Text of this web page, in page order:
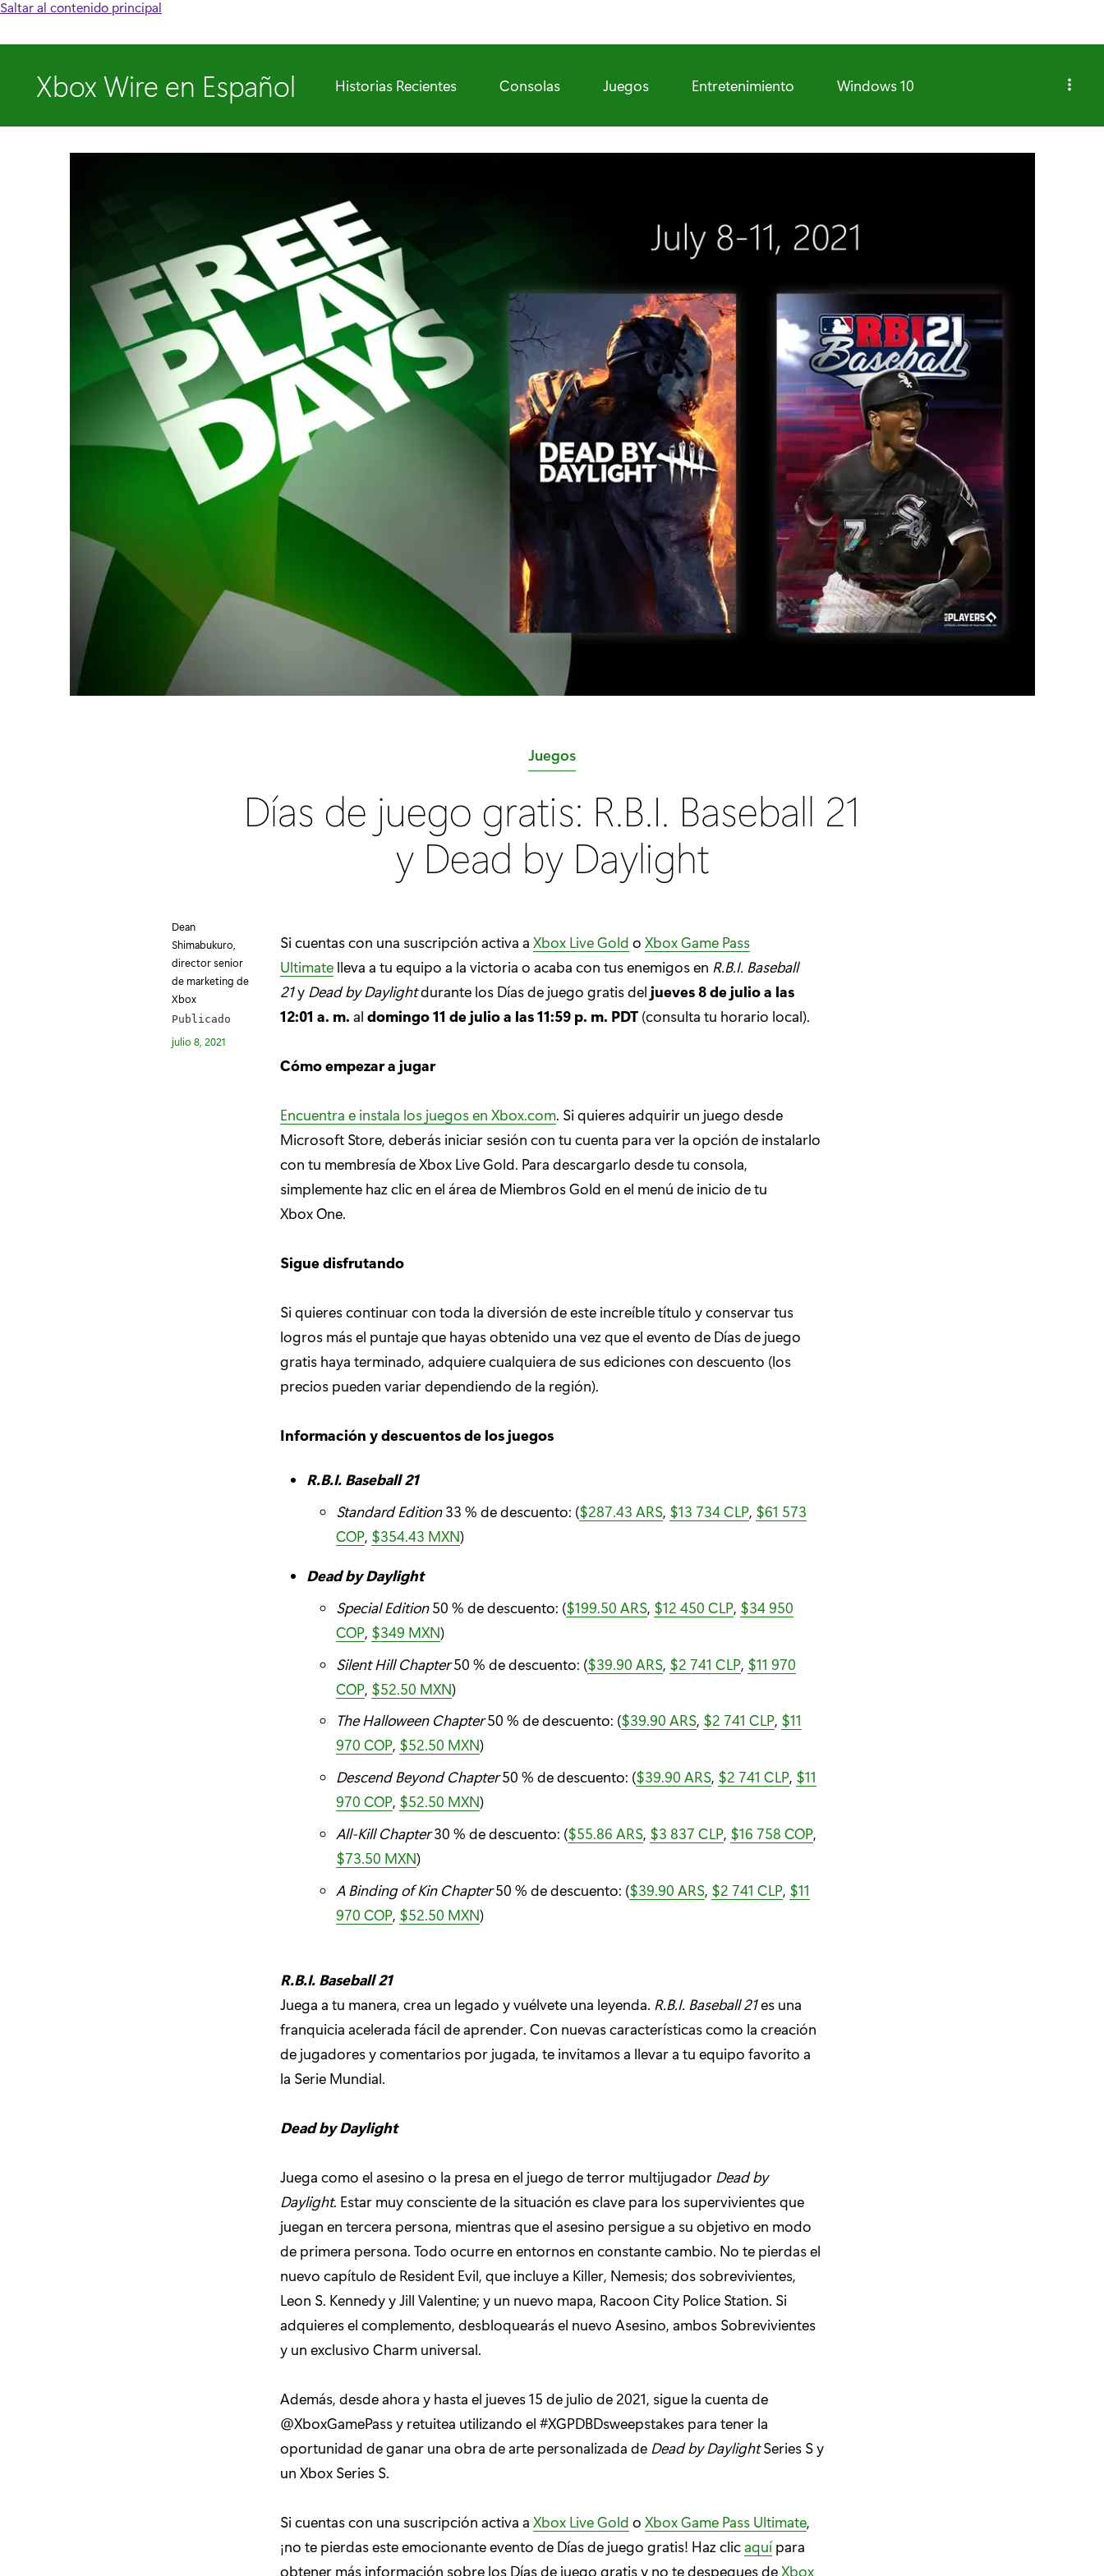
Saltar al contenido principal
Xbox Wire en Español Historias Recientes Consolas Juegos Entretenimiento Windows 10
C
t
e
g
o
a
:
Juegos
Días de juego gratis: R.B.I. Baseball 21
y Dead by Daylight
Dean
Shimabukuro,
director senior
de marketing de
Xbox
Publicado
julio 8, 2021
Si cuentas con una suscripción activa a Xbox Live Gold o Xbox Game Pass
Ultimate lleva a tu equipo a la victoria o acaba con tus enemigos en R.B.I. Baseball
21y Dead by Daylightdurante los Días de juego gratis del jueves 8 de julio a las
12:01 a. m. al domingo 11 de julio a las 11:59 p. m. PDT (consulta tu horario local).
Cómo empezar a jugar
Encuentra e instala los juegos en Xbox.com. Si quieres adquirir un juego desde
Microsoft Store, deberás iniciar sesión con tu cuenta para ver la opción de instalarlo
con tu membresía de Xbox Live Gold. Para descargarlo desde tu consola,
simplemente haz clic en el área de Miembros Gold en el menú de inicio de tu
Xbox One.
Sigue disfrutando
Si quieres continuar con toda la diversión de este increíble título y conservar tus
logros más el puntaje que hayas obtenido una vez que el evento de Días de juego
gratis haya terminado, adquiere cualquiera de sus ediciones con descuento (los
precios pueden variar dependiendo de la región).
Información y descuentos de los juegos
R.B.I. Baseball 21
Standard Edition33 % de descuento: ($287.43 ARS, $13 734 CLP, $61 573
COP, $354.43 MXN)
Dead by Daylight
Special Edition50 % de descuento: ($199.50 ARS, $12 450 CLP, $34 950
COP, $349 MXN)
Silent Hill Chapter50 % de descuento: ($39.90 ARS, $2 741 CLP, $11 970
COP, $52.50 MXN)
The Halloween Chapter50 % de descuento: ($39.90 ARS, $2 741 CLP, $11
970 COP, $52.50 MXN)
Descend Beyond Chapter50 % de descuento: ($39.90 ARS, $2 741 CLP, $11
970 COP, $52.50 MXN)
All-Kill Chapter30 % de descuento: ($55.86 ARS, $3 837 CLP, $16 758 COP,
$73.50 MXN)
A Binding of Kin Chapter50 % de descuento: ($39.90 ARS, $2 741 CLP, $11
970 COP, $52.50 MXN)
R.B.I. Baseball 21
Juega a tu manera, crea un legado y vuélvete una leyenda. R.B.I. Baseball 21es una
franquicia acelerada fácil de aprender. Con nuevas características como la creación
de jugadores y comentarios por jugada, te invitamos a llevar a tu equipo favorito a
la Serie Mundial.
Dead by Daylight
Juega como el asesino o la presa en el juego de terror multijugador Dead by
Daylight. Estar muy consciente de la situación es clave para los supervivientes que
juegan en tercera persona, mientras que el asesino persigue a su objetivo en modo
de primera persona. Todo ocurre en entornos en constante cambio. No te pierdas el
nuevo capítulo de Resident Evil, que incluye a Killer, Nemesis; dos sobrevivientes,
Leon S. Kennedy y Jill Valentine; y un nuevo mapa, Racoon City Police Station. Si
adquieres el complemento, desbloquearás el nuevo Asesino, ambos Sobrevivientes
y un exclusivo Charm universal.
Además, desde ahora y hasta el jueves 15 de julio de 2021, sigue la cuenta de
@XboxGamePass y retuitea utilizando el #XGPDBDsweepstakes para tener la
oportunidad de ganar una obra de arte personalizada de Dead by DaylightSeries S y
un Xbox Series S.
Si cuentas con una suscripción activa a Xbox Live Gold o Xbox Game Pass Ultimate,
¡no te pierdas este emocionante evento de Días de juego gratis! Haz clicaquí para
obtener más información sobre los Días de juego gratis y no te despegues deXbox